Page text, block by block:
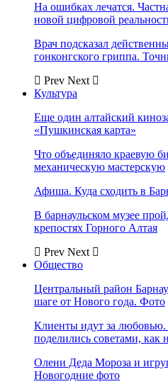
На ошибках лечатся.
новой цифровой
Врач подсказал
гонконгского гриппа.
Prev Next
Культура
Еще один алтайский
«Пушкинская карта»
Что объединяло краевую
механическую мастерскую
Афиша. Куда сходить в
В барнаульском музее
крепостях Горного Алтая
Prev Next
Общество
Центральный район
шаге от Нового года. Фото
Клиенты идут за
поделились советами, как
Олени Деда Мороза и
Новогодние фото